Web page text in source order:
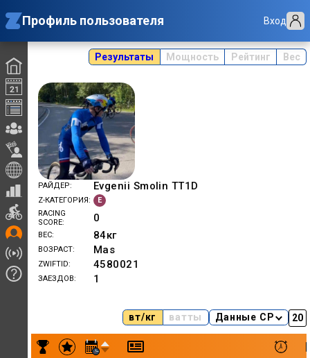
Профиль пользователя Вход
Результаты Мощность Рейтинг Вес
РАЙДЕР Evgenii Smolin TT1D
Z-КАТЕГОРИЯ
E
RACING
SCORE
0
ВЕС 84кг
ВОЗРАСТ Mas
ZWIFTID 4580021
ЗАЕЗДОВ 1
вт/кг ватты Данные CP
Результаты заездов Evgenii Smolin [C] TT1D